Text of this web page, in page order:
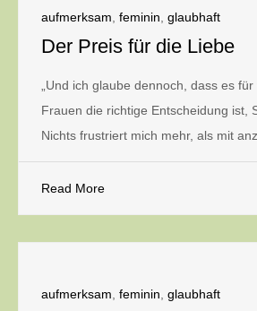
aufmerksam feminin glaubhaft
Der Preis für die Liebe
„Und ich glaube dennoch, dass es
Frauen die richtige Entscheidung ist,
Nichts frustriert mich mehr, als mit
Read More
aufmerksam feminin glaubhaft